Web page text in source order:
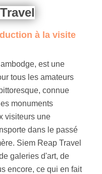
à la visite
est une
tous les amateurs
connue
monuments
visiteurs une
dans le passé
Siem Reap Travel
galeries d'art, de
encore, ce qui en fait